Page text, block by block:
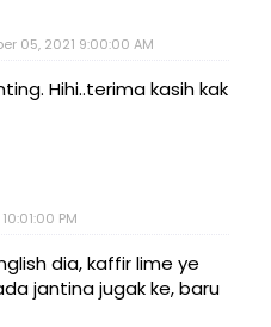
05, 2021 9:00:00 AM
Hihi..terima kasih kak
PM
dia, kaffir lime ye
jantina jugak ke, baru